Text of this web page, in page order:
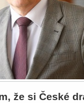
že si České